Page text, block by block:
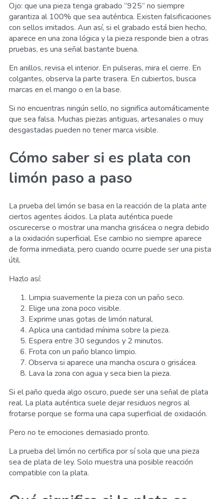
Ojo: que una pieza tenga grabado “925” no siempre
garantiza al 100% que sea auténtica. Existen falsificaciones
con sellos imitados. Aun así, si el grabado está bien hecho,
aparece en una zona lógica y la pieza responde bien a otras
pruebas, es una señal bastante buena.
En anillos, revisa el interior. En pulseras, mira el cierre. En
colgantes, observa la parte trasera. En cubiertos, busca
marcas en el mango o en la base.
Si no encuentras ningún sello, no significa automáticamente
que sea falsa. Muchas piezas antiguas, artesanales o muy
desgastadas pueden no tener marca visible.
Cómo saber si es plata con
limón paso a paso
La prueba del limón se basa en la reacción de la plata ante
ciertos agentes ácidos. La plata auténtica puede
oscurecerse o mostrar una mancha grisácea o negra debido
a la oxidación superficial. Ese cambio no siempre aparece
de forma inmediata, pero cuando ocurre puede ser una pista
útil.
Hazlo así:
Limpia suavemente la pieza con un paño seco.
Elige una zona poco visible.
Exprime unas gotas de limón natural.
Aplica una cantidad mínima sobre la pieza.
Espera entre 30 segundos y 2 minutos.
Frota con un paño blanco limpio.
Observa si aparece una mancha oscura o grisácea.
Lava la zona con agua y seca bien la pieza.
Si el paño queda algo oscuro, puede ser una señal de plata
real. La plata auténtica suele dejar residuos negros al
frotarse porque se forma una capa superficial de oxidación.
Pero no te emociones demasiado pronto.
La prueba del limón no certifica por sí sola que una pieza
sea de plata de ley. Solo muestra una posible reacción
compatible con la plata.